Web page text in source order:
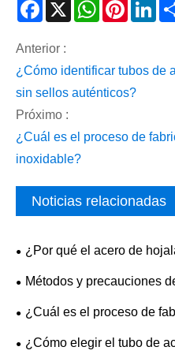
Facebook
X WhatsApp
Anterior :
¿Cómo identificar tubos de
sin sellos auténticos?
Próximo :
¿Cuál es el proceso de
inoxidable?
Noticias relacionadas
¿Por qué el acero de
proyectos de embalaje del
​Métodos y precauciones
la superficie para láminas
¿Cuál es el proceso de
inoxidable?
¿Cómo elegir el tubo de